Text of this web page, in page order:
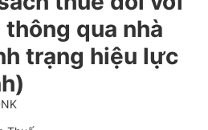
qua nhà
trạng hiệu lực